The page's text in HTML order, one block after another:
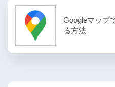
Googleマップ
る方法